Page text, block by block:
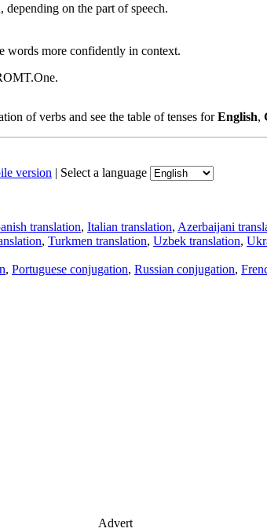
depending on the part of speech.
words more confidently in context.
of verbs and see the table of tenses forEnglish,
version | Select a language
translation, Italian translation, Azerbaijani
, Turkmen translation, Uzbek translation,
, Portuguese conjugation, Russian conjugation,
Advert